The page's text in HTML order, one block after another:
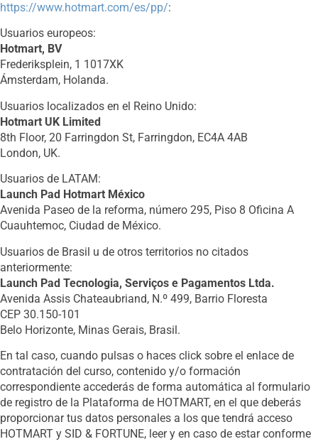
https://www.hotmart.com/es/pp/:
Usuarios europeos:
Hotmart, BV
Frederiksplein, 1 1017XK
Ámsterdam, Holanda.
Usuarios localizados en el Reino Unido:
Hotmart UK Limited
8th Floor, 20 Farringdon St, Farringdon, EC4A 4AB
London, UK.
Usuarios de LATAM:
Launch Pad Hotmart México
Avenida Paseo de la reforma, número 295, Piso 8 Oficina A
Cuauhtemoc, Ciudad de México.
Usuarios de Brasil u de otros territorios no citados
anteriormente:
Launch Pad Tecnologia, Serviços e Pagamentos Ltda.
Avenida Assis Chateaubriand, N.º 499, Barrio Floresta
CEP 30.150-101
Belo Horizonte, Minas Gerais, Brasil.
En tal caso, cuando pulsas o haces click sobre el enlace de
contratación del curso, contenido y/o formación
correspondiente accederás de forma automática al formulario
de registro de la Plataforma de HOTMART, en el que deberás
proporcionar tus datos personales a los que tendrá acceso
HOTMART y SID & FORTUNE, leer y en caso de estar conforme